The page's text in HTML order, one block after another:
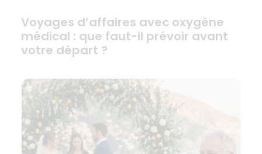
Voyages d’affaires avec oxygène
médical : que faut-il prévoir avant
votre départ ?